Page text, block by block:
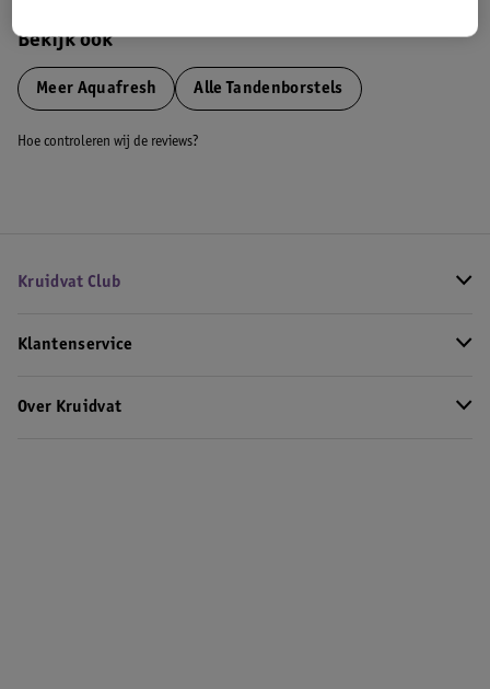
Bekijk ook
Meer Aquafresh Alle Tandenborstels
Hoe controleren wij de reviews?
Kruidvat Club
Klantenservice
Over Kruidvat